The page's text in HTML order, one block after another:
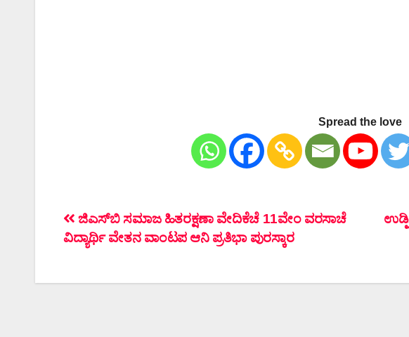
Spread the love
ಲೇಖನದ
ನ್ಯಾವಿಗೇಶನ್
ಜಿ‌ಎಸ್‌ಬಿ ಸಮಾಜ ಹಿತರಕ್ಷಣಾ ವೇದಿಕೆಚೆ 11ವೇಂ ವರಸಾಚೆ
ವಿದ್ಯಾರ್ಥಿ ವೇತನ ವಾಂಟಪ ಆನಿ ಪ್ರತಿಭಾ ಪುರಸ್ಕಾರ